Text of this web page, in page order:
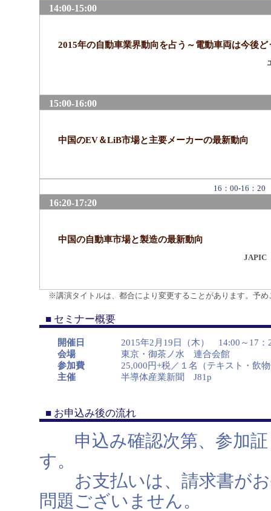
14:00-15:00
2015年の自動車業界動向を占う～電動車両は今後ど
15:00-16:00
中国のEV＆LiB市場と主要メーカーの最新動向
16：00-16：
16:20-17:20
中国の自動車市場と製造の最新動向
JAPIC
※講演タイトルは、都合により変更することがあります。予め
■ セミナー概要
開催日
2015年2月19日（木） 14:00～17：
会場
東京・御茶ノ水 連合会館
参加費
25,000円+税／１名（テキスト・飲
主催
半導体産業新聞 J81p
■ お申込み後の流れ
申込み確認次第、参加証
す。
お支払いは、請求書がお
問題ございません。